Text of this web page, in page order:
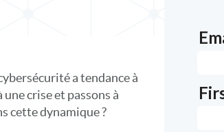
a tendance à
crise et passons à
cette dynamique ?